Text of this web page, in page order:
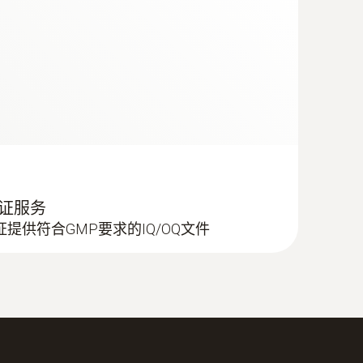
服务
提供符合GMP要求的IQ/OQ文件